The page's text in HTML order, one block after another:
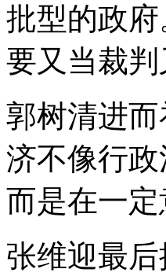
批型的政
要又当裁
郭树清进
济不像行
而是在一
张维迎最